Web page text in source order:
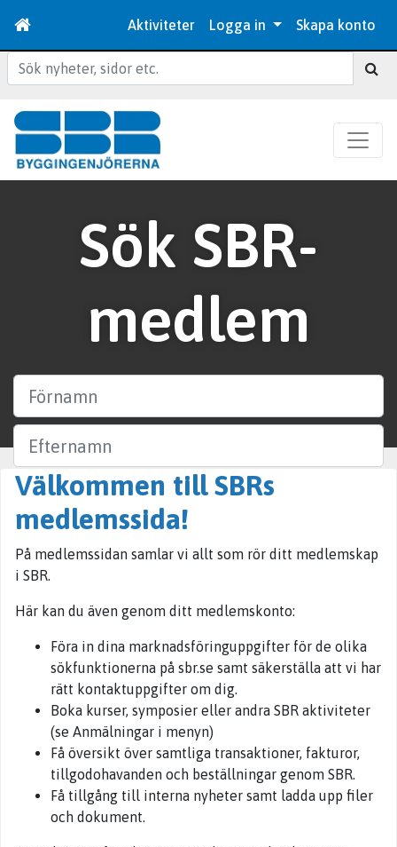
Aktiviteter Logga in Skapa konto
Sök
Sök SBR-
medlem
Företag
Ort
Välkommen till SBRs
medlemssida!
På medlemssidan samlar vi allt som rör ditt medlemskap
i SBR.
Här kan du även genom ditt medlemskonto:
Föra in dina marknadsföringuppgifter för de olika
sökfunktionerna på sbr.se samt säkerställa att vi har
rätt kontaktuppgifter om dig.
Boka kurser, symposier eller andra SBR aktiviteter
(se Anmälningar i menyn)
Få översikt över samtliga transaktioner, fakturor,
tillgodohavanden och beställningar genom SBR.
Få tillgång till interna nyheter samt ladda upp filer
och dokument.